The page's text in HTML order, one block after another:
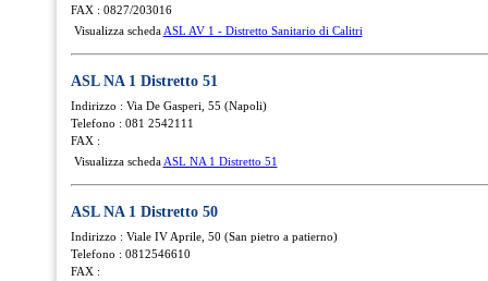
FAX : 0827/203016
Visualizza scheda ASL AV 1 - Distretto Sanitario di Calitri
ASL NA 1 Distretto 51
Indirizzo : Via De Gasperi, 55 (Napoli)
Telefono : 081 2542111
FAX :
Visualizza scheda ASL NA 1 Distretto 51
ASL NA 1 Distretto 50
Indirizzo : Viale IV Aprile, 50 (San pietro a patierno)
Telefono : 0812546610
FAX :